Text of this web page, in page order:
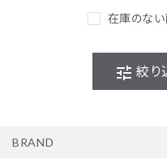
在庫のな
tune 絞り
BRAND